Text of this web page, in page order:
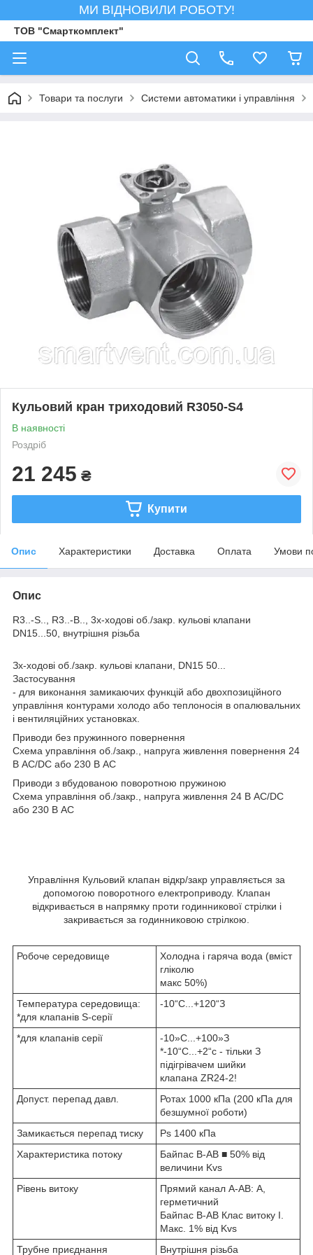
МИ ВІДНОВИЛИ РОБОТУ!
ТОВ "Смарткомплект"
Товари та послуги Системи автоматики і управління
Кульовий кран триходовий R3050-S4
В наявності
Роздріб
21 245 ₴
Купити
Опис Характеристики Доставка Оплата Умови
Опис
R3..-S.., R3..-B.., 3x-ходові об./закр. кульові клапани
DN15...50, внутрішня різьба
Зх-ходові об./закр. кульові клапани, DN15 50...
Застосування
- для виконання замикаючих функцій або двохпозиційного
управління контурами холодо або теплоносія в опалювальних
і вентиляційних установках.
Приводи без пружинного повернення
Схема управління об./закр., напруга живлення повернення 24
В AC/DC або 230 В АС
Приводи з вбудованою поворотною пружиною
Схема управління об./закр., напруга живлення 24 В AC/DC
або 230 В АС
Управління Кульовий клапан відкр/закр управляється за
допомогою поворотного електроприводу. Клапан
відкривається в напрямку проти годинникової стрілки і
закривається за годинниковою стрілкою.
Робоче середовище
Холодна і гаряча вода (вміст
гліколю
макс 50%)
Температура середовища:
*для клапанів S-серії
-10“С...+120“З
*для клапанів серії
-10»С...+100»З
*-10“С...+2“с - тільки З
підігрівачем шийки
клапана ZR24-2!
Допуст. перепад давл.
Ротах 1000 кПа (200 кПа для
безшумної роботи)
Замикається перепад тиску
Ps 1400 кПа
Характеристика потоку
Байпас В-АВ ■ 50% від
величини Kvs
Рівень витоку
Прямий канал А-АВ: А,
герметичний
Байпас В-АВ Клас витоку I.
Макс. 1% від Kvs
Трубне приєднання
Внутрішня різьба